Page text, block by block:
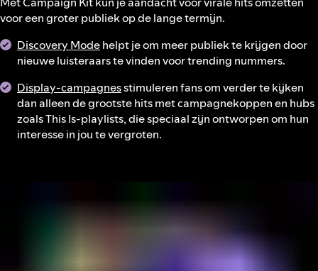
voor een groter publiek op de lange termijn.
Discovery Modehelpt je om meer publiek te krijgen door
nieuwe luisteraars te vinden voor trending nummers.
Display-campagnesstimuleren fans om verder te kijken
dan alleen de grootste hits met campagnekoppen en hubs
zoals This Is-playlists, die speciaal zijn ontworpen om hun
interesse in jou te vergroten.